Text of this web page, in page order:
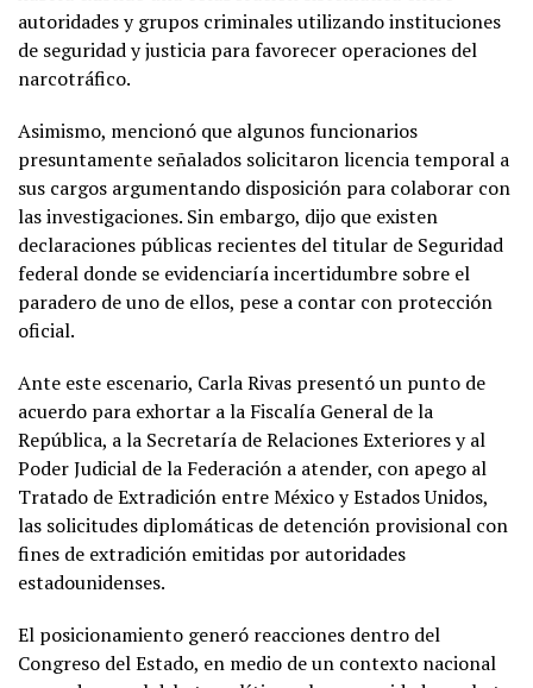
autoridades y grupos criminales utilizando instituciones
de seguridad y justicia para favorecer operaciones del
narcotráfico.
Asimismo, mencionó que algunos funcionarios
presuntamente señalados solicitaron licencia temporal a
sus cargos argumentando disposición para colaborar con
las investigaciones. Sin embargo, dijo que existen
declaraciones públicas recientes del titular de Seguridad
federal donde se evidenciaría incertidumbre sobre el
paradero de uno de ellos, pese a contar con protección
oficial.
Ante este escenario, Carla Rivas presentó un punto de
acuerdo para exhortar a la Fiscalía General de la
República, a la Secretaría de Relaciones Exteriores y al
Poder Judicial de la Federación a atender, con apego al
Tratado de Extradición entre México y Estados Unidos,
las solicitudes diplomáticas de detención provisional con
fines de extradición emitidas por autoridades
estadounidenses.
El posicionamiento generó reacciones dentro del
Congreso del Estado, en medio de un contexto nacional